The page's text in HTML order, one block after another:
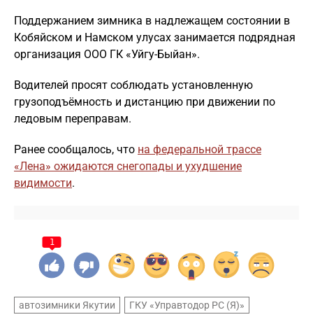
Поддержанием зимника в надлежащем состоянии в
Кобяйском и Намском улусах занимается подрядная
организация ООО ГК «Уйгу-Быйан».
Водителей просят соблюдать установленную
грузоподъёмность и дистанцию при движении по
ледовым переправам.
Ранее сообщалось, что на федеральной трассе
«Лена» ожидаются снегопады и ухудшение
видимости.
1
автозимники Якутии ГКУ «Управтодор РС (Я)»